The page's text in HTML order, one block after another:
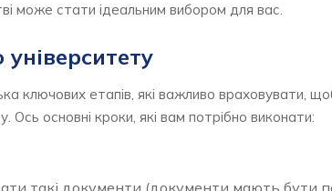
може стати ідеальним вибором для вас.
ключових етапів, які важливо враховувати,
основні кроки, які вам потрібно виконати: